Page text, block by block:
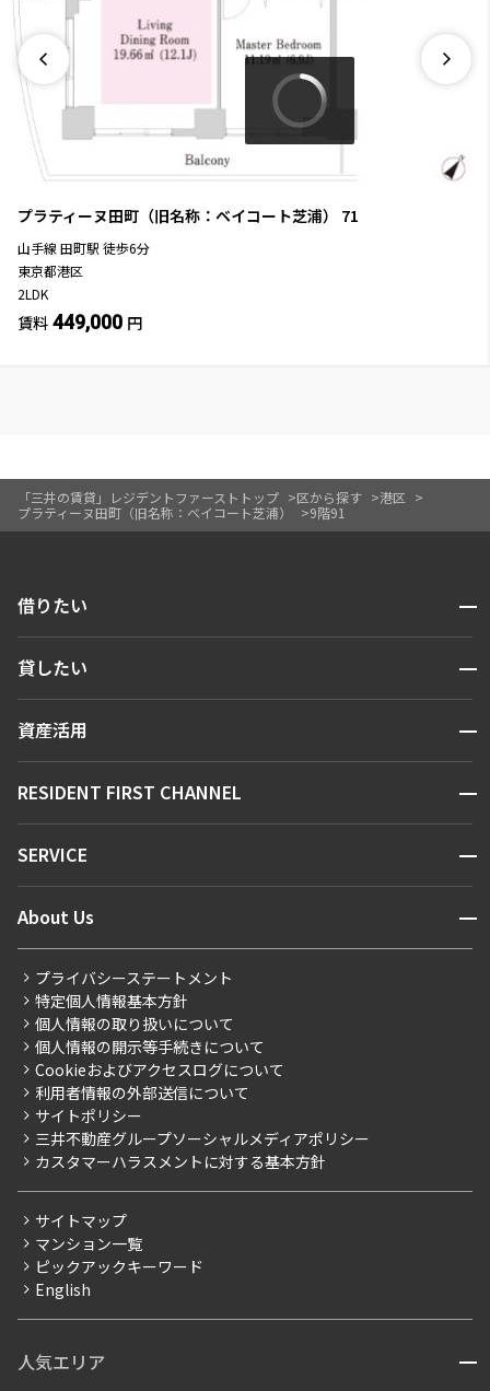
「三井の賃貸」レジデントファーストトップ 区から探す
港区
プラティーヌ田町（旧名称：ベイコート芝浦）
9階91
プラティーヌ田町（旧名称：ベイコート芝浦） 71
山手線 田町駅 徒歩6分
東京都港区
2LDK
賃料 449,000 円
借りたい 開閉
人気エリアから探す
新着情報から探す
新着募集情報
こだわりから探す
こだわり一覧
プレミアムマンション
新築
当社限定（港区・渋谷区）
当社限定（港区・渋谷区以外）
三井不動産企画
賃料改定
フリーレント
ペット可
ブランドマンション
貸したい 開閉
お問い合わせ
資産活用 開閉
お問い合わせ
RESIDENT FIRST CHANNEL 開閉
マンションレポート
住まいのコラム
SERVICE 開閉
会員ページ
ご入居・提携サービス
お部屋探しからご契約まで
よくあるご質問
社宅紹介
【仲介会社様向け】当社仲介事業部取り扱い物件入居申込
About Us 開閉
会社情報
事業案内
採用情報
ニュースリリース
お問い合わせ
プライバシーステートメント
特定個人情報基本方針
個人情報の取り扱いについて
個人情報の開示等手続きについて
Cookieおよびアクセスログについて
利用者情報の外部送信について
サイトポリシー
三井不動産グループソーシャルメディアポリシー
カスタマーハラスメントに対する基本方針
サイトマップ
マンション一覧
ピックアックキーワード
English
人気エリア 開閉